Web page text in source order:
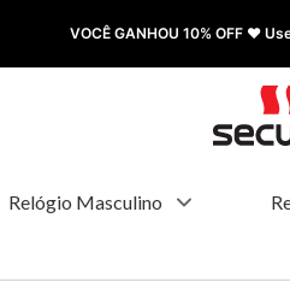
VOCÊ GANHOU 10% OFF ❤️
Relógio Masculino